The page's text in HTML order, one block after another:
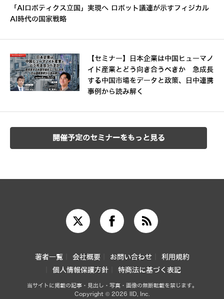
「AIロボティクス立国」実現へ ロボット議連が示すフィジカル
AI時代の国家戦略
【セミナー】日本企業は中国ヒューマノ
イド産業とどう向き合うべきか 急成長
する中国市場をデータと政策、日中連携
事例から読み解く
開催予定のセミナーをもっと見る
著者一覧 会社概要 お問い合わせ
利用規約
個人情報保護方針
特商法に基づく表記
当サイトに掲載の記事・見出し・写真・画像の無断転載を禁じます。
Copyright © 2026 IID, Inc.